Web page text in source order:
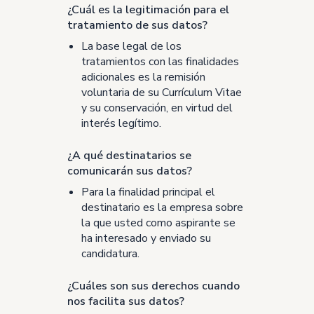
¿Cuál es la legitimación para el
tratamiento de sus datos?
La base legal de los
tratamientos con las finalidades
adicionales es la remisión
voluntaria de su Currículum Vitae
y su conservación, en virtud del
interés legítimo.
¿A qué destinatarios se
comunicarán sus datos?
Para la finalidad principal el
destinatario es la empresa sobre
la que usted como aspirante se
ha interesado y enviado su
candidatura.
¿Cuáles son sus derechos cuando
nos facilita sus datos?